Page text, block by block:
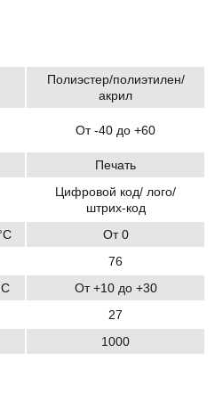
Полиэстер/полиэтилен/
акрил
От -40 до +60
Печать
Цифровой код/ лого/
штрих-код
От 0
76
От +10 до +30
27
1000